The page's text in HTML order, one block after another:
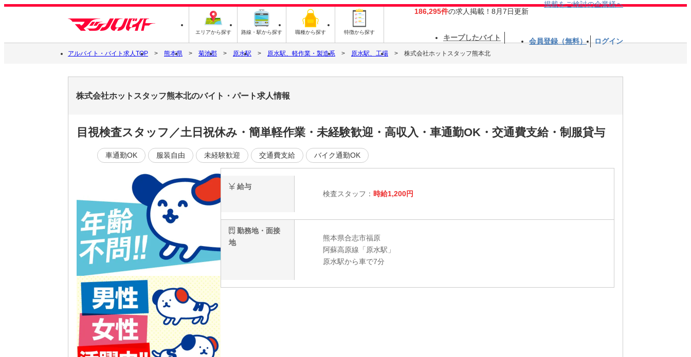
エリアから探す 路線・駅から探す 職種から探す 特徴から探す
186,295件の求人掲載！8月7日更新
掲載をご検討の企業様へ
キープしたバイト 会員登録（無料） ログイン
アルバイト・バイト求人TOP 熊本県 菊池郡 原水駅 原水駅、軽作業・製造系 原水駅、工場 株式会社ホットスタッフ熊本北
株式会社ホットスタッフ熊本北のバイト・パート求人情報
目視検査スタッフ／土日祝休み・簡単軽作業・未経験歓迎・高収入・車通勤OK・交通費支給・制服貸与
車通勤OK 服装自由 未経験歓迎 交通費支給 バイク通勤OK
給与
検査スタッフ： 時給1,200円
勤務地・面接
地
熊本県合志市福原
阿蘇高原線「原水駅」
原水駅から車で7分